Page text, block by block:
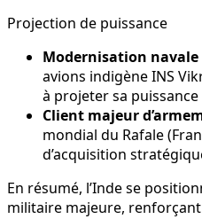
Projection de puissance
Modernisation navale
avions indigène INS
à projeter sa puissance
Client majeur
mondial du Rafale
d’acquisition
En résumé, l’Inde se
militaire majeure,